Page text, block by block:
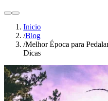
lightdark
Inicio
/Blog
/Melhor Época para
Dicas